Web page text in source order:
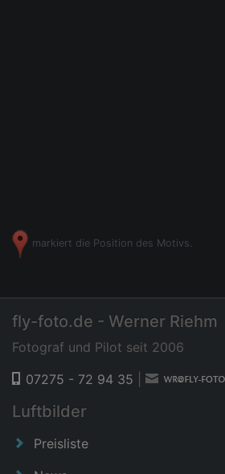
markiert die Position des Motivs.
fly-foto.de - Werner Riehm
Fotograf und Pilot seit 2006
07275 - 72 94 35
Luftbilder
Preisliste